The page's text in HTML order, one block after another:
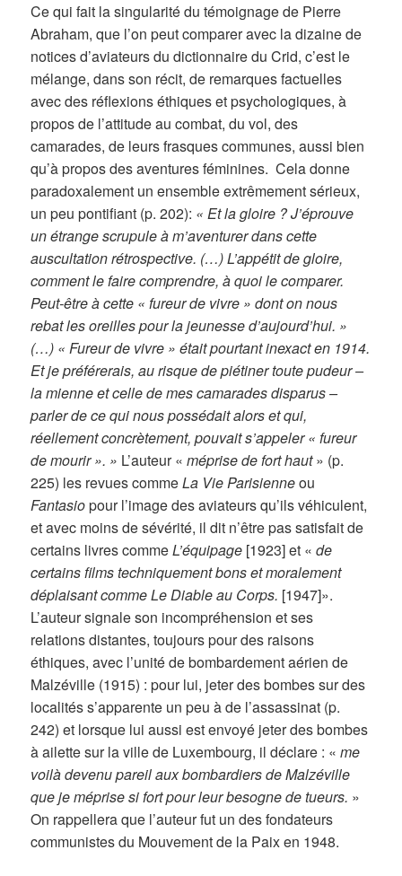
Ce qui fait la singularité du témoignage de Pierre
Abraham, que l’on peut comparer avec la dizaine de
notices d’aviateurs du dictionnaire du Crid, c’est le
mélange, dans son récit, de remarques factuelles
avec des réflexions éthiques et psychologiques, à
propos de l’attitude au combat, du vol, des
camarades, de leurs frasques communes, aussi bien
qu’à propos des aventures féminines. Cela donne
paradoxalement un ensemble extrêmement sérieux,
un peu pontifiant (p. 202): « Et la gloire ? J’éprouve
un étrange scrupule à m’aventurer dans cette
auscultation rétrospective. (…) L’appétit de gloire,
comment le faire comprendre, à quoi le comparer.
Peut-être à cette « fureur de vivre » dont on nous
rebat les oreilles pour la jeunesse d’aujourd’hui. »
(…) « Fureur de vivre » était pourtant inexact en 1914.
Et je préférerais, au risque de piétiner toute pudeur –
la mienne et celle de mes camarades disparus –
parler de ce qui nous possédait alors et qui,
réellement concrètement, pouvait s’appeler « fureur
de mourir ». » L’auteur «méprise de fort haut» (p.
225) les revues commeLa Vie Parisienneou
Fantasiopour l’image des aviateurs qu’ils véhiculent,
et avec moins de sévérité, il dit n’être pas satisfait de
certains livres commeL’équipage [1923] et «de
certains films techniquement bons et moralement
déplaisant comme Le Diable au Corps. [1947]».
L’auteur signale son incompréhension et ses
relations distantes, toujours pour des raisons
éthiques, avec l’unité de bombardement aérien de
Malzéville (1915) : pour lui, jeter des bombes sur des
localités s’apparente un peu à de l’assassinat (p.
242) et lorsque lui aussi est envoyé jeter des bombes
à ailette sur la ville de Luxembourg, il déclare : «me
voilà devenu pareil aux bombardiers de Malzéville
que je méprise si fort pour leur besogne de tueurs. »
On rappellera que l’auteur fut un des fondateurs
communistes du Mouvement de la Paix en 1948.